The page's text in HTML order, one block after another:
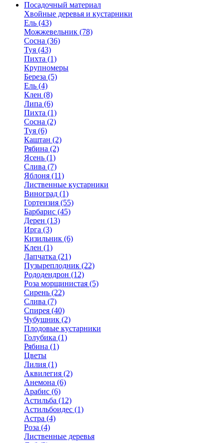
Посадочный материал
Хвойные деревья и кустарники
Ель (43)
Можжевельник (78)
Сосна (36)
Туя (43)
Пихта (1)
Крупномеры
Береза (5)
Ель (4)
Клен (8)
Липа (6)
Пихта (1)
Сосна (2)
Туя (6)
Каштан (2)
Рябина (2)
Ясень (1)
Слива (7)
Яблоня (11)
Лиственные кустарники
Виноград (1)
Гортензия (55)
Барбарис (45)
Дерен (13)
Ирга (3)
Кизильник (6)
Клен (1)
Лапчатка (21)
Пузыреплодник (22)
Рододендрон (12)
Роза морщинистая (5)
Сирень (22)
Слива (7)
Спирея (40)
Чубушник (2)
Плодовые кустарники
Голубика (1)
Рябина (1)
Цветы
Лилия (1)
Аквилегия (2)
Анемона (6)
Арабис (6)
Астильба (12)
Астильбоидес (1)
Астра (4)
Роза (4)
Лиственные деревья